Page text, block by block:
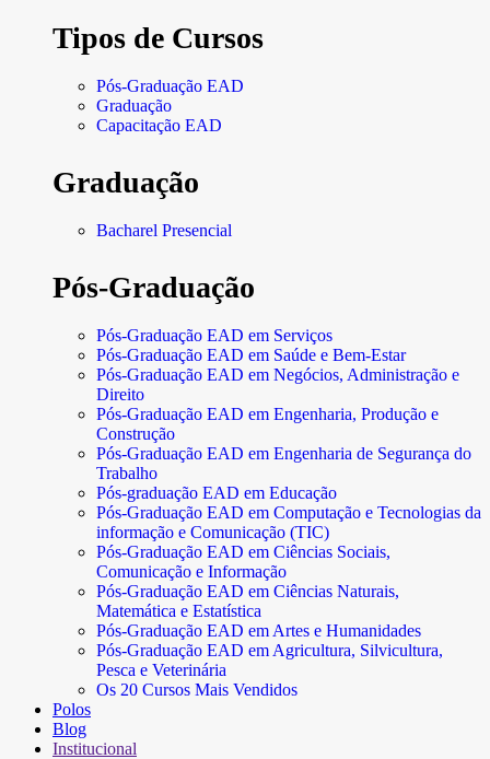
Tipos de Cursos
Pós-Graduação EAD
Graduação
Capacitação EAD
Graduação
Bacharel Presencial
Pós-Graduação
Pós-Graduação EAD em Serviços
Pós-Graduação EAD em Saúde e Bem-Estar
Pós-Graduação EAD em Negócios, Administração e
Direito
Pós-Graduação EAD em Engenharia, Produção e
Construção
Pós-Graduação EAD em Engenharia de Segurança do
Trabalho
Pós-graduação EAD em Educação
Pós-Graduação EAD em Computação e Tecnologias da
informação e Comunicação (TIC)
Pós-Graduação EAD em Ciências Sociais,
Comunicação e Informação
Pós-Graduação EAD em Ciências Naturais,
Matemática e Estatística
Pós-Graduação EAD em Artes e Humanidades
Pós-Graduação EAD em Agricultura, Silvicultura,
Pesca e Veterinária
Os 20 Cursos Mais Vendidos
Polos
Blog
Institucional